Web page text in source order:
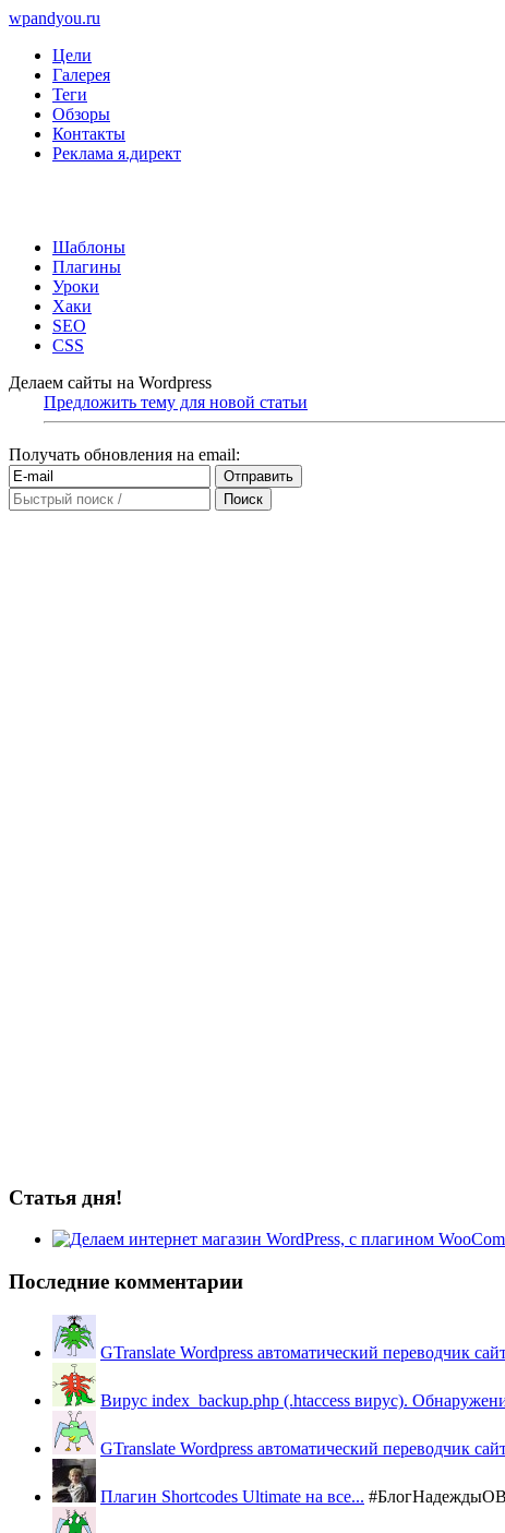
wpandyou.ru
Цели
Галерея
Теги
Обзоры
Контакты
Реклама я.директ
Шаблоны
Плагины
Уроки
Хаки
SEO
CSS
Делаем сайты на Wordpress
Предложить тему для новой статьи
Получать обновления на email:
Статья дня!
Последние комментарии
GTranslate Wordpress автоматический переводчик
Вирус index_backup.php (.htaccess вируc).
GTranslate Wordpress автоматический переводчик
Плагин Shortcodes Ultimate на все...